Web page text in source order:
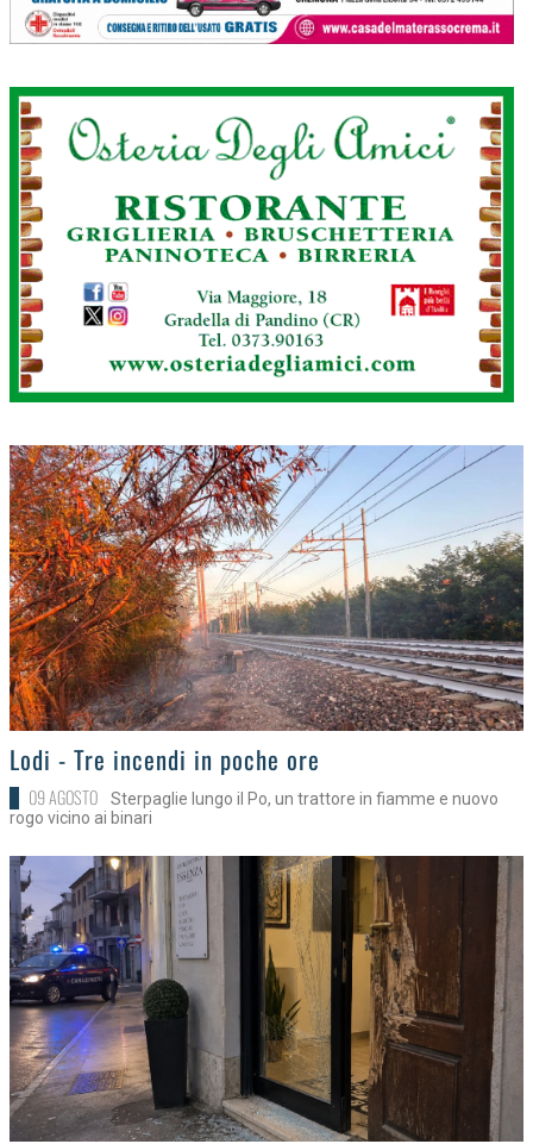
>Lodi - Tre incendi in poche ore
09 AGOSTO
Sterpaglie lungo il Po, un trattore in fiamme e nuovo
rogo vicino ai binari